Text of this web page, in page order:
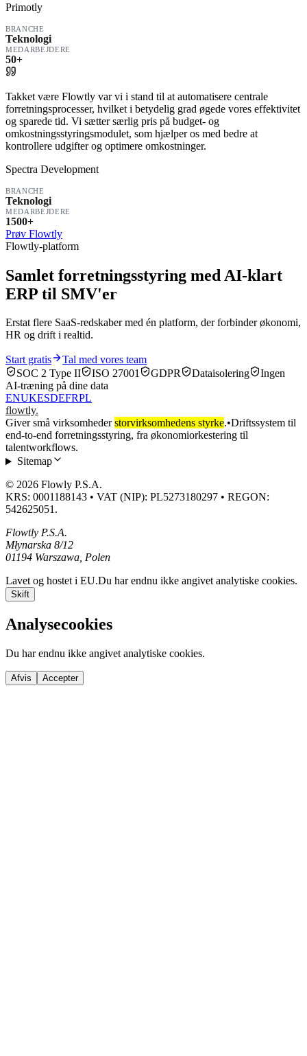
Primotly
BRANCHE
Teknologi
MEDARBEJDERE
50+
Takket være Flowtly var vi i stand til at automatisere centrale
forretningsprocesser, hvilket i betydelig grad øgede vores effektivitet
og sparede tid. Vi sætter særlig pris på budget- og
omkostningsstyringsmodulet, som hjælper os med bedre at
kontrollere udgifter og optimere omkostninger.
Spectra Development
BRANCHE
Teknologi
MEDARBEJDERE
1500+
Prøv Flowtly
Flowtly-platform
Samlet forretningsstyring med AI-klart
ERP til SMV'er
Erstat flere SaaS-redskaber med én platform, der forbinder økonomi,
HR og drift i realtid.
Start gratis
Tal med vores team
SOC 2 Type II
ISO 27001 GDPR Dataisolering
Ingen
AI-træning på dine data
ENUKESDEFRPL
flowtly.
Giver små virksomhederstorvirksomhedens styrke.•Driftssystem til
end-to-end forretningsstyring, fra økonomiorkestering til
talentworkflows.
Sitemap
© 2026 Flowly P.S.A.
KRS: 0001188143 • VAT (NIP): PL5273180297 • REGON:
542625051.
Flowtly P.S.A.
Młynarska 8/12
01194 Warszawa, Polen
Lavet og hostet i EU.Du har endnu ikke angivet analytiske cookies.
Skift
Analysecookies
Du har endnu ikke angivet analytiske cookies.
Afvis Accepter